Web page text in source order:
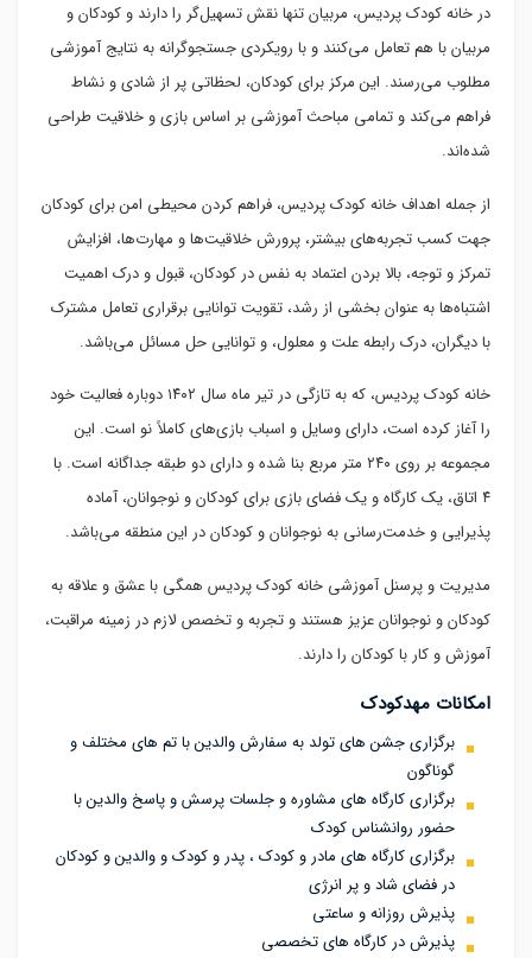
در خانه کودک پردیس، مربیان تنها نقش تسهیل‌گر را دارند و کودکان و
مربیان با هم تعامل می‌کنند و با رویکردی جستجوگرانه به نتایج آموزشی
مطلوب می‌رسند. این مرکز برای کودکان، لحظاتی پر از شادی و نشاط
فراهم می‌کند و تمامی مباحث آموزشی بر اساس بازی و خلاقیت طراحی
شده‌اند.
از جمله اهداف خانه کودک پردیس، فراهم کردن محیطی امن برای کودکان
جهت کسب تجربه‌های بیشتر، پرورش خلاقیت‌ها و مهارت‌ها، افزایش
تمرکز و توجه، بالا بردن اعتماد به نفس در کودکان، قبول و درک اهمیت
اشتباه‌ها به عنوان بخشی از رشد، تقویت توانایی برقراری تعامل مشترک
با دیگران، درک رابطه علت و معلول، و توانایی حل مسائل می‌باشد.
خانه کودک پردیس، که به تازگی در تیر ماه سال ۱۴۰۲ دوباره فعالیت خود
را آغاز کرده است، دارای وسایل و اسباب بازی‌های کاملاً نو است. این
مجموعه بر روی ۲۴۰ متر مربع بنا شده و دارای دو طبقه جداگانه است. با
۴ اتاق، یک کارگاه و یک فضای بازی برای کودکان و نوجوانان، آماده
پذیرایی و خدمت‌رسانی به نوجوانان و کودکان در این منطقه می‌باشد.
مدیریت و پرسنل آموزشی خانه کودک پردیس همگی با عشق و علاقه به
کودکان و نوجوانان عزیز هستند و تجربه و تخصص لازم در زمینه مراقبت،
آموزش و کار با کودکان را دارند.
امکانات مهدکودک
برگزاری جشن های تولد به سفارش والدین با تم های مختلف و
گوناگون
برگزاری کارگاه های مشاوره و جلسات پرسش و پاسخ والدین با
حضور روانشناس کودک
برگزاری کارگاه های مادر و کودک ، پدر و کودک و والدین و کودکان
در فضای شاد و پر انرژی
پذیرش روزانه و ساعتی
پذیرش در کارگاه های تخصصی